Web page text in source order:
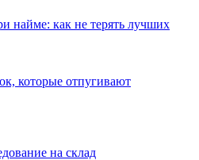
найме: как не терять лучших
которые отпугивают
на склад